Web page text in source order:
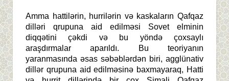
Amma hattilərin, hurrilərin və kaskaların Qafqaz
dilləri qrupuna aid edilməsi Sovet elminin
diqqətini çəkdi və bu yöndə çoxsaylı
araşdırmalar aparıldı. Bu teoriyanın
yaranmasında əsas səbəblərdən biri, agglünativ
dillər qrupuna aid edilməsinə baxmayaraq, Hatti